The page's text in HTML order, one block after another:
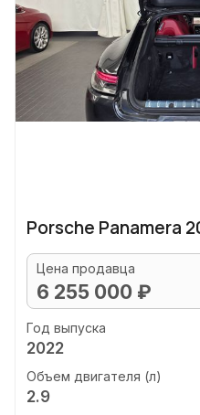
Porsche Panamera
Цена продавца
6 255 000 ₽
Год выпуска
2022
Объем двигателя (л)
2.9